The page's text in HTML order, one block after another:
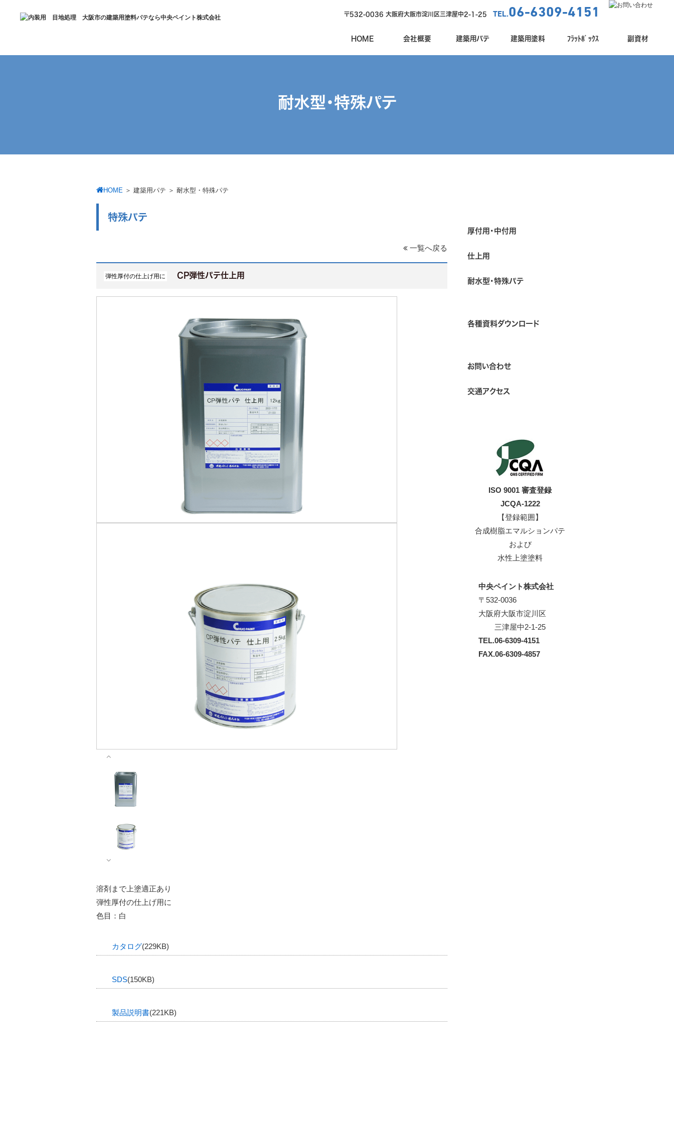
〒532-0036 大阪府大阪市淀川区三津屋中2-1-25 TEL.06-6309-4151
HOME 会社概要 建築用パテ 建築用塗料 ﾌﾗｯﾄﾎﾞｯｸｽ 副資材
耐水型・特殊パテ
HOME ＞ 建築用パテ ＞ 耐水型・特殊パテ
特殊パテ
一覧へ戻る
弾性厚付の仕上げ用に CP弾性パテ仕上用
溶剤まで上塗適正あり
弾性厚付の仕上げ用に
色目：白
カタログ(229KB)
SDS(150KB)
製品説明書(221KB)
厚付用・中付用
仕上用
耐水型・特殊パテ
各種資料ダウンロード
お問い合わせ
交通アクセス
ISO 9001 審査登録
JCQA-1222
【登録範囲】
合成樹脂エマルションパテ
および
水性上塗塗料
中央ペイント株式会社
〒532-0036
大阪府大阪市淀川区
三津屋中2-1-25
TEL.06-6309-4151
FAX.06-6309-4857